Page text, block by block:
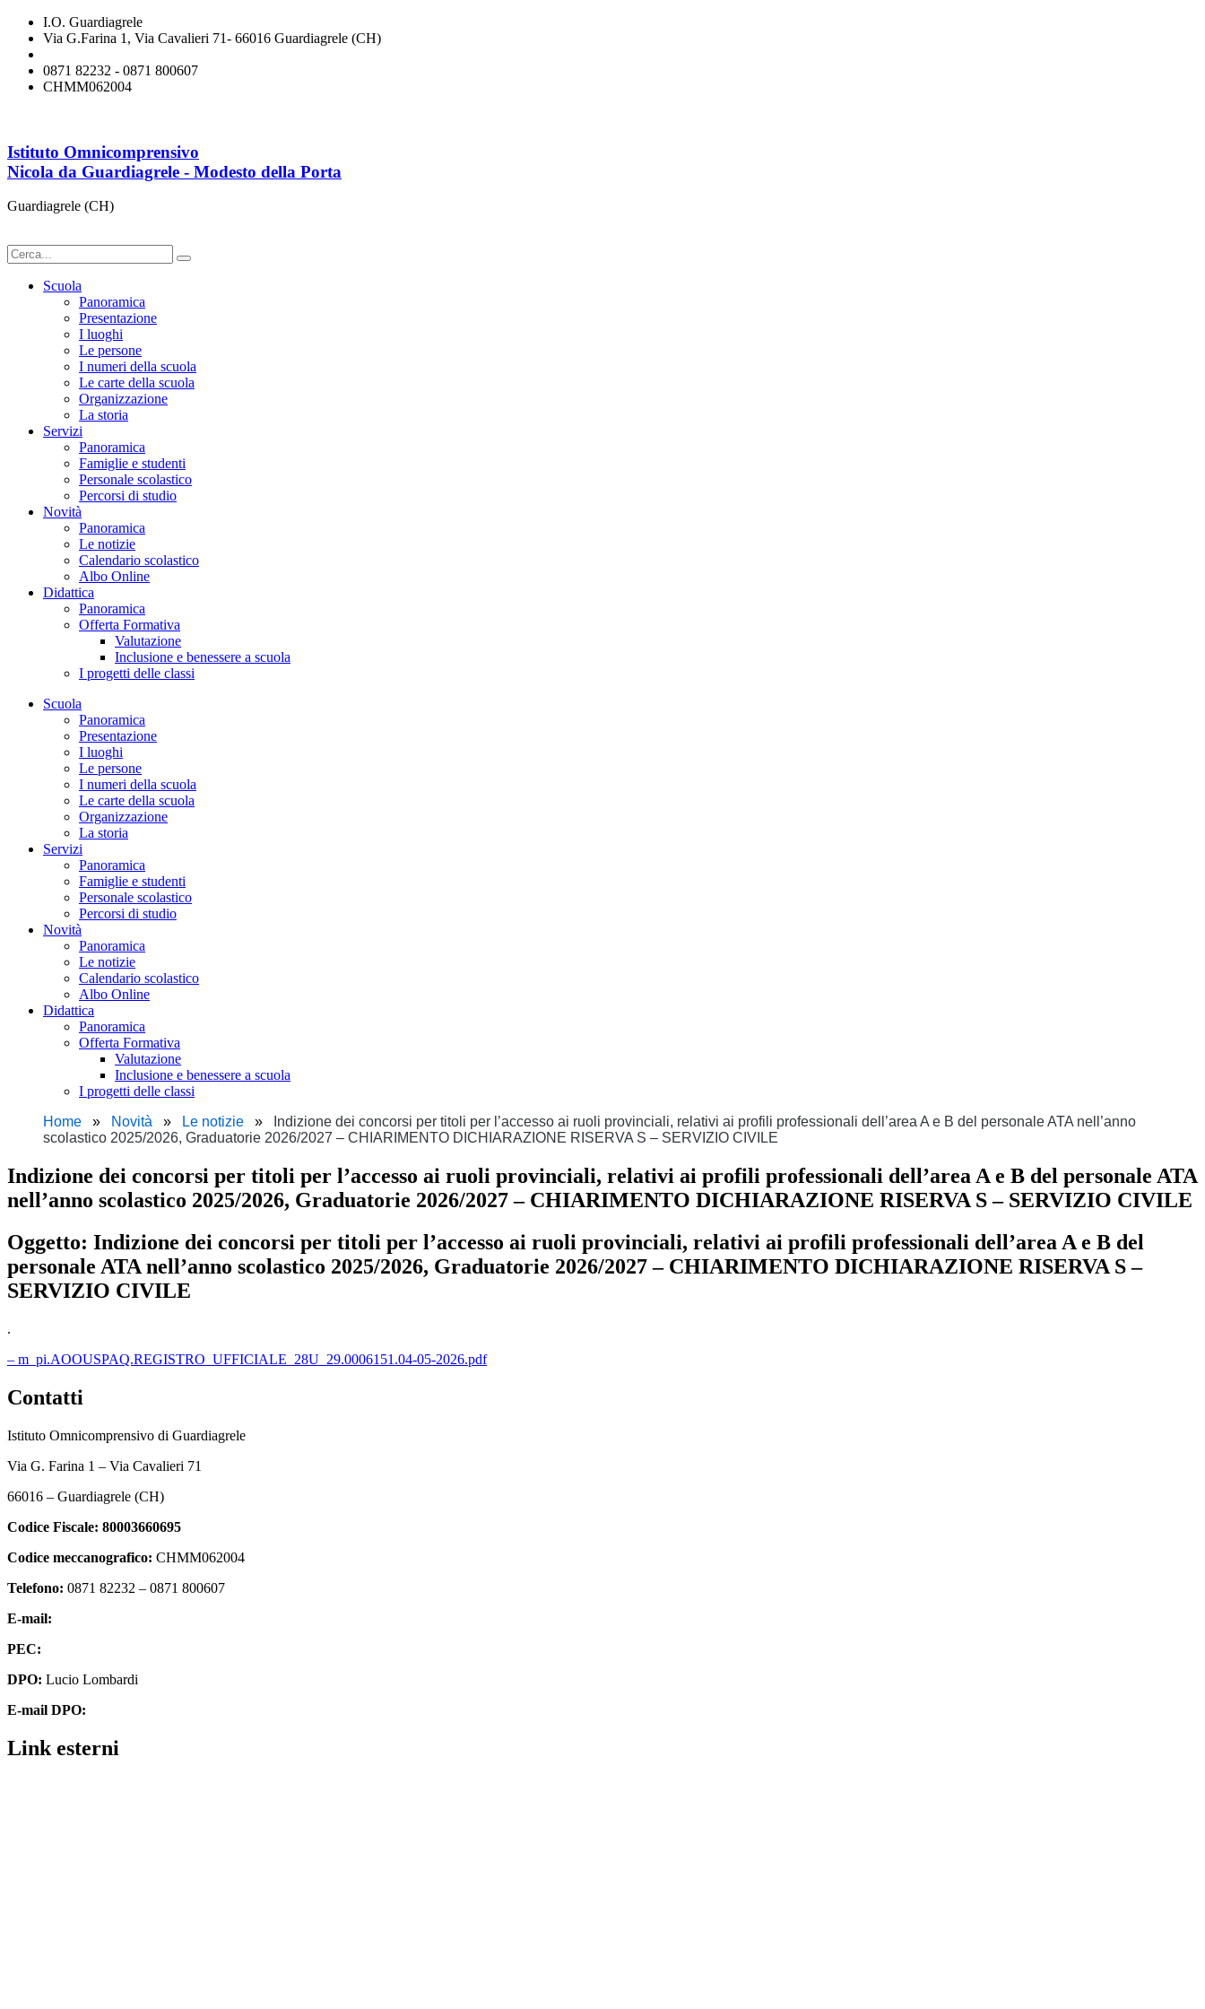
I.O. Guardiagrele
Via G.Farina 1, Via Cavalieri 71- 66016 Guardiagrele (CH)
0871 82232 - 0871 800607
CHMM062004
Istituto Omnicomprensivo
Nicola da Guardiagrele - Modesto della Porta
Guardiagrele (CH)
Scuola
Panoramica
Presentazione
I luoghi
Le persone
I numeri della scuola
Le carte della scuola
Organizzazione
La storia
Servizi
Panoramica
Famiglie e studenti
Personale scolastico
Percorsi di studio
Novità
Panoramica
Le notizie
Calendario scolastico
Albo Online
Didattica
Panoramica
Offerta Formativa
Valutazione
Inclusione e benessere a scuola
I progetti delle classi
Scuola
Panoramica
Presentazione
I luoghi
Le persone
I numeri della scuola
Le carte della scuola
Organizzazione
La storia
Servizi
Panoramica
Famiglie e studenti
Personale scolastico
Percorsi di studio
Novità
Panoramica
Le notizie
Calendario scolastico
Albo Online
Didattica
Panoramica
Offerta Formativa
Valutazione
Inclusione e benessere a scuola
I progetti delle classi
Home
Novità Le notizie
Indizione dei concorsi per titoli per l’accesso ai ruoli provinciali, relativi ai profili professionali dell’area A e B del personale ATA nell’anno
scolastico 2025/2026, Graduatorie 2026/2027 – CHIARIMENTO DICHIARAZIONE RISERVA S – SERVIZIO CIVILE
Indizione dei concorsi per titoli per l’accesso ai ruoli provinciali, relativi ai profili professionali dell’area A e B del personale ATA
nell’anno scolastico 2025/2026, Graduatorie 2026/2027 – CHIARIMENTO DICHIARAZIONE RISERVA S – SERVIZIO CIVILE
Oggetto: Indizione dei concorsi per titoli per l’accesso ai ruoli provinciali, relativi ai profili professionali dell’area A e B del
personale ATA nell’anno scolastico 2025/2026, Graduatorie 2026/2027 – CHIARIMENTO DICHIARAZIONE RISERVA S –
SERVIZIO CIVILE
.
– m_pi.AOOUSPAQ.REGISTRO_UFFICIALE_28U_29.0006151.04-05-2026.pdf
Contatti
Istituto Omnicomprensivo di Guardiagrele
Via G. Farina 1 – Via Cavalieri 71
66016 – Guardiagrele (CH)
Codice Fiscale: 80003660695
Codice meccanografico: CHMM062004
Telefono: 0871 82232 – 0871 800607
E-mail:
PEC:
DPO: Lucio Lombardi
E-mail DPO:
Link esterni